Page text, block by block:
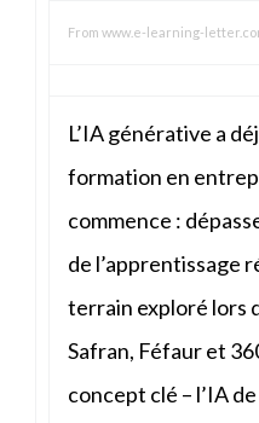
From www.e-learning-
L’IA générative a
formation en
commence :
de l’apprentissage
terrain exploré lors
Safran, Féfaur et
concept clé – l’IA